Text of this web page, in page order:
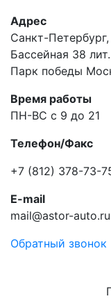
Адрес
Санкт-
Бассейная 38
Парк победы
Время работы
ПН-ВС с 9 до 21
Телефон/Факс
+7 (812) 378-73-
E-mail
mail@astor-auto.ru
Обратный звонок